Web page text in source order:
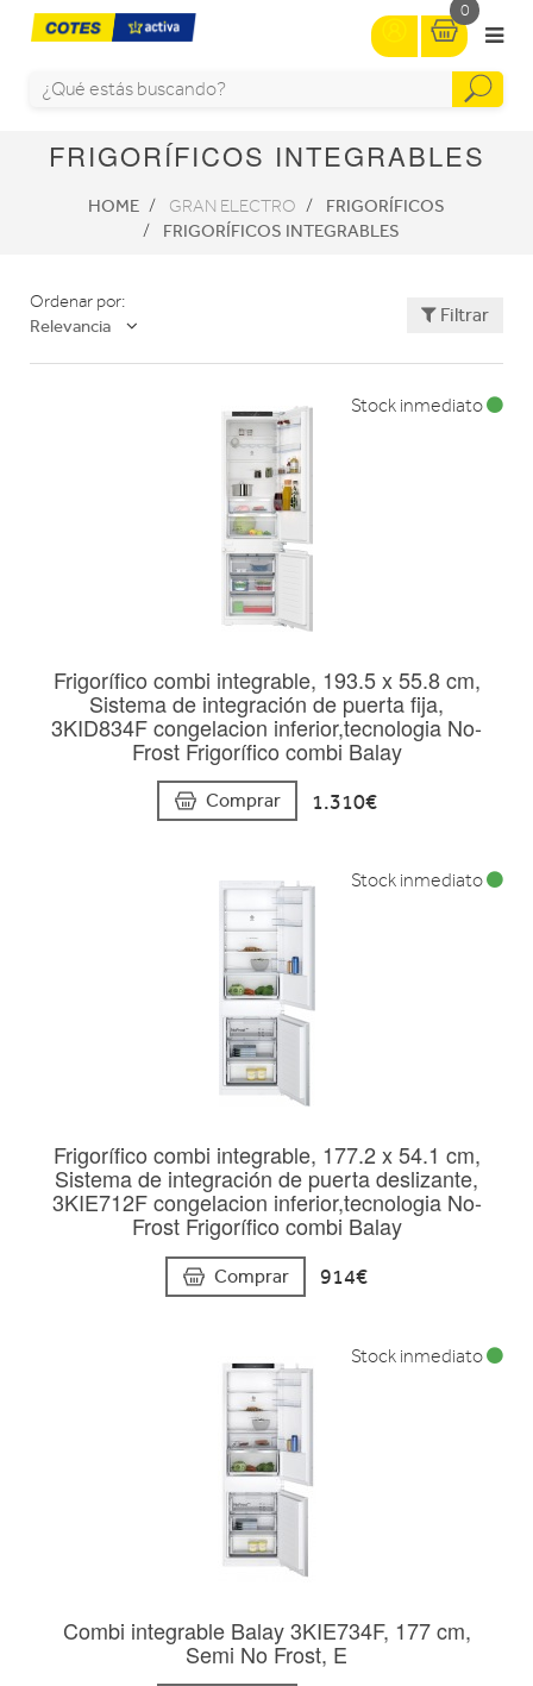
0
FRIGORÍFICOS INTEGRABLES
HOME GRAN ELECTRO
FRIGORÍFICOS
FRIGORÍFICOS INTEGRABLES
Ordenar por:
Relevancia
Filtrar
Frigorífico combi integrable, 193.5 x 55.8 cm,
Sistema de integración de puerta fija,
3KID834F congelacion inferior,tecnologia No-
Frost Frigorífico combi Balay
Comprar 1.310€
Stock inmediato
Frigorífico combi integrable, 177.2 x 54.1 cm,
Sistema de integración de puerta deslizante,
3KIE712F congelacion inferior,tecnologia No-
Frost Frigorífico combi Balay
Comprar 914€
Stock inmediato
Combi integrable Balay 3KIE734F, 177 cm,
Semi No Frost, E
Stock inmediato